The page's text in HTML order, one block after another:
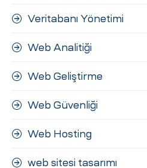
Veritabanı Yönetimi
Web Analitiği
Web Geliştirme
Web Güvenliği
Web Hosting
web sitesi tasarımı